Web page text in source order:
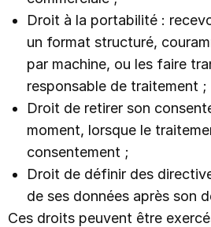
Droit à la portabilité :
un format structuré,
par machine, ou les faire
responsable de traitement ;
Droit de retirer son
moment, lorsque le
consentement ;
Droit de définir des
de ses données après son
Ces droits peuvent être